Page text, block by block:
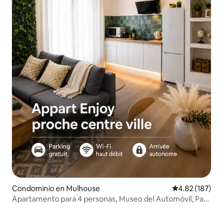
Condominio en Mulhouse Calificación
4.82 (187)
Apartamento para 4 personas, Museo del Automóvil, Parc